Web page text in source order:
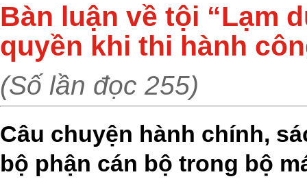
Bàn luận về tội “Lạm
quyền khi thi hành
(Số lần đọc 255)
Câu chuyện hành chính,
bộ phận cán bộ trong bộ